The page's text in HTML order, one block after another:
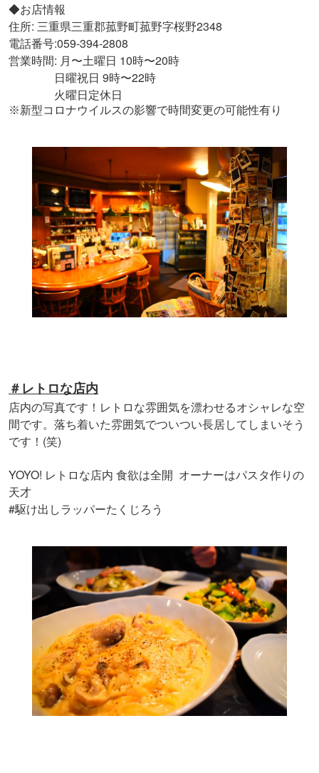
◆お店情報
住所: 三重県三重郡菰野町菰野字桜野2348
電話番号:059-394-2808
営業時間: 月〜土曜日 10時〜20時
日曜祝日 9時〜22時
火曜日定休日
※新型コロナウイルスの影響で時間変更の可能性有り
＃レトロな店内
店内の写真です！レトロな雰囲気を漂わせるオシャレな空
間です。 落ち着いた雰囲気でついつい長居してしまいそう
です！(笑)
YOYO! レトロな店内 食欲は全開 オーナーはパスタ作りの
天才
#駆け出しラッパーたくじろう